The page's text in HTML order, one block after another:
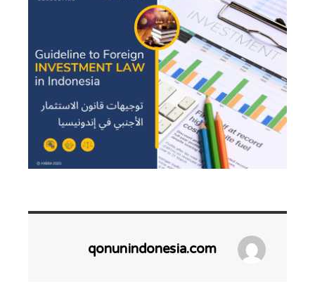
qonunindonesia.com